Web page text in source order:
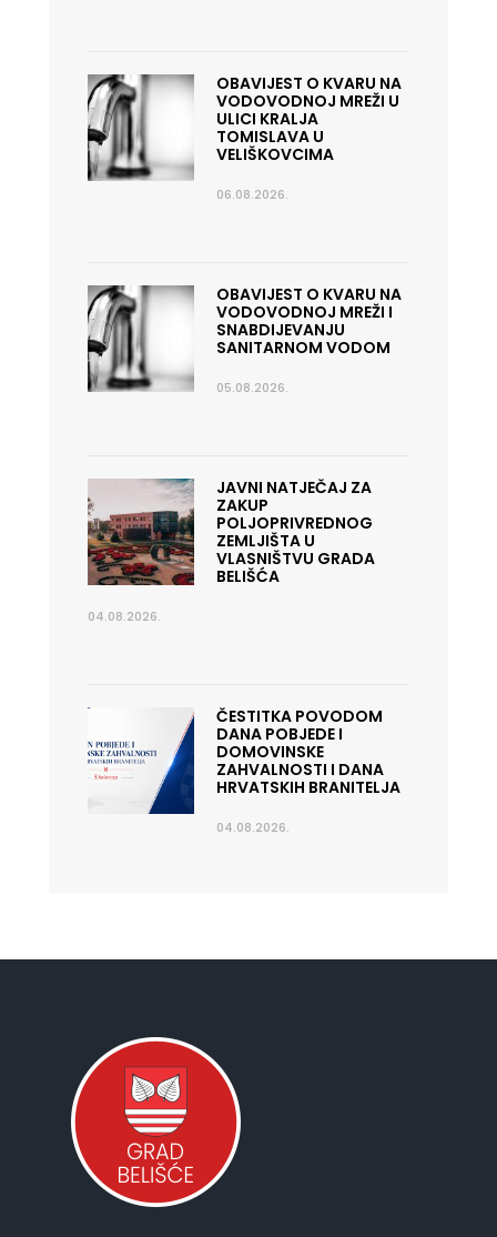
OBAVIJEST O KVARU NA
VODOVODNOJ MREŽI U
ULICI KRALJA
TOMISLAVA U
VELIŠKOVCIMA
06.08.2026.
OBAVIJEST O KVARU NA
VODOVODNOJ MREŽI I
SNABDIJEVANJU
SANITARNOM VODOM
05.08.2026.
JAVNI NATJEČAJ ZA
ZAKUP
POLJOPRIVREDNOG
ZEMLJIŠTA U
VLASNIŠTVU GRADA
BELIŠĆA
04.08.2026.
ČESTITKA POVODOM
DANA POBJEDE I
DOMOVINSKE
ZAHVALNOSTI I DANA
HRVATSKIH BRANITELJA
04.08.2026.